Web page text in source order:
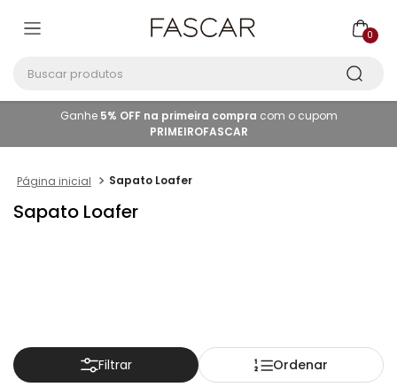
0
Ganhe 5% OFF na primeira compra com o cupom
PRIMEIROFASCAR
Sapato Loafer
Sapato Loafer
Filtrar Ordenar